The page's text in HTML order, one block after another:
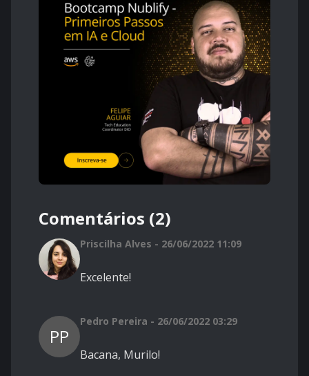
Comentários (2)
Priscilha Alves - 26/06/2022 11:09
Excelente!
PP
Pedro Pereira - 26/06/2022 03:29
Bacana, Murilo!